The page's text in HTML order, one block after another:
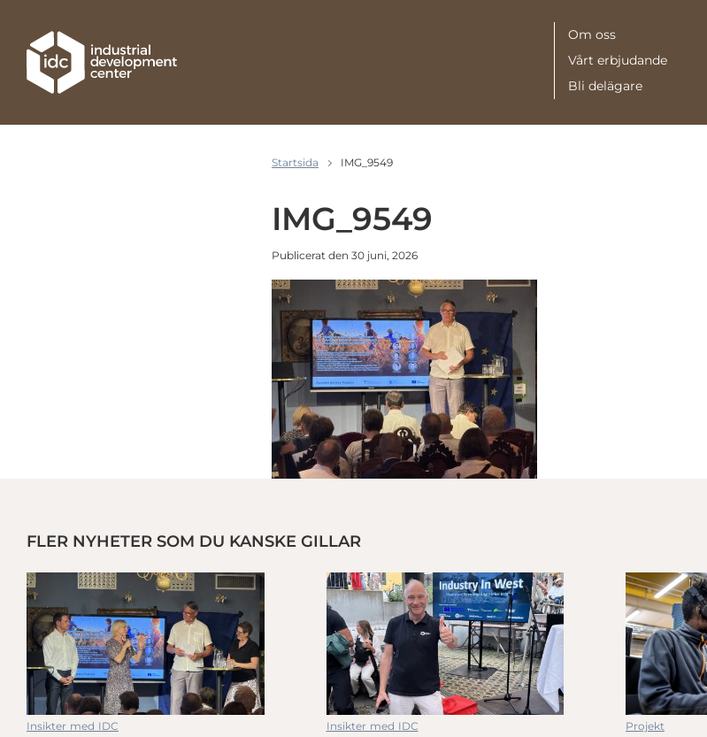
Meny
Om oss
Vårt erbjudande
Bli delägare
Startsida IMG_9549
IMG_9549
Publicerat den 30 juni, 2026
FLER NYHETER SOM DU KANSKE GILLAR
Insikter med IDC Insikter med IDC
om
Projekt
38,5 miljoner satsas för att stärka industrins roll i totalförsvaret